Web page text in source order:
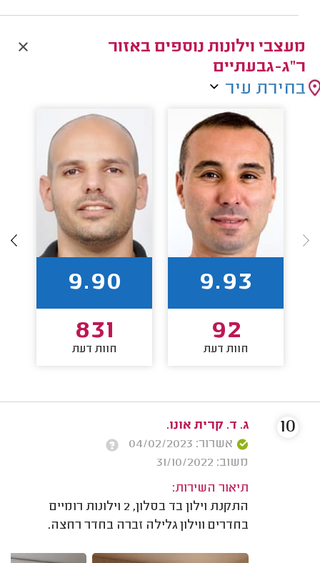
מעצבי וילונות נוספים באזור
ר"ג-גבעתיים
בחירת עיר
9.93
92
חוות דעת
9.90
831
חוות דעת
ג. ד. קרית אונו.
אשרור: 04/02/2023
משוב: 31/10/2022
תיאור השירות:
התקנת וילון בד בסלון, 2 וילונות רומיים
בחדרים ווילון גלילה זברה בחדר רחצה.
10